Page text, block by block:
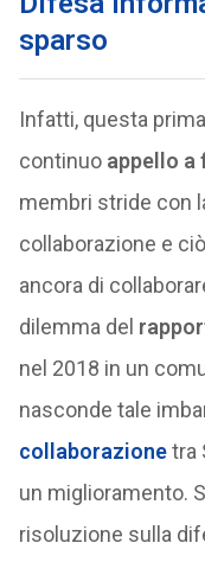
sparso
Infatti, questa
continuo appello a
membri stride con
collaborazione e
ancora di
dilemma del
nel 2018 in un
nasconde tale
collaborazionetra
un miglioramento.
risoluzione sulla